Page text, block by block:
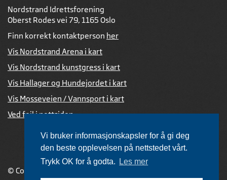
Vi bruker informasjonskapsler for å gi deg
den beste opplevelsen på nettstedet vårt.
Trykk OK for å godta.
Les mer
Nordstrand Idrettsforening
Oberst Rodes vei 79, 1165 Oslo
Finn korrekt kontaktperson her
Vis Nordstrand Arena i kart
Vis Nordstrand kunstgress i kart
Vis Hallager og Hundejordet i kart
Vis Mosseveien / Vannsport i kart
Ved feil i nettsiden
© Copyright 2026 |